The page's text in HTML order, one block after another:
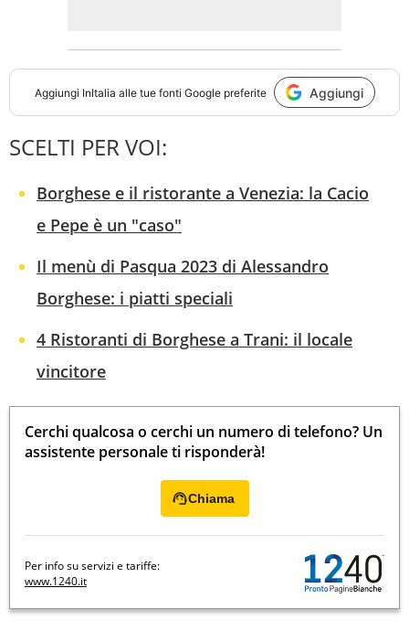
Aggiungi InItalia alle tue fonti Google preferite Aggiungi
SCELTI PER VOI:
Borghese e il ristorante a Venezia: la Cacio
e Pepe è un "caso"
Il menù di Pasqua 2023 di Alessandro
Borghese: i piatti speciali
4 Ristoranti di Borghese a Trani: il locale
vincitore
Cerchi qualcosa o cerchi un numero di telefono? Un
assistente personale ti risponderà!
Chiama
Per info su servizi e tariffe:
www.1240.it